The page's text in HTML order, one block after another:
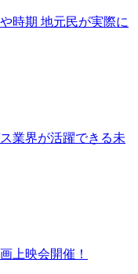
時期 地元民が実際に
業界が活躍できる未
上映会開催！